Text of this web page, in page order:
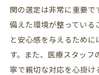
関の選定は非常に重要で
備えた環境が整っている
と安心感を与えるため
す。また、医療スタッフ
寧で親切な対応を心掛け